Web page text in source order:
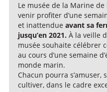
Le musée de la Marine
venir profiter d’une
et inattendue avant sa
jusqu’en 2021. À la veille
musée souhaite célébrer
au cours d’une semaine
monde marin.
Chacun pourra
cultiver, dans le cadre